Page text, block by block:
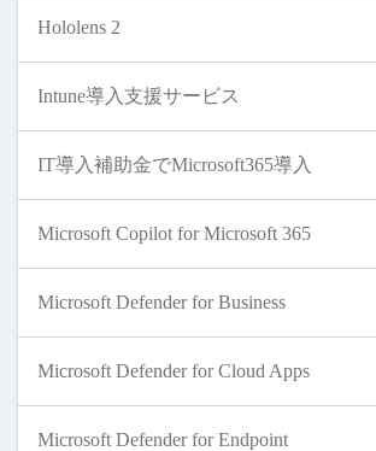
Hololens 2
Intune導入支援サービス
IT導入補助金でMicrosoft365導入
Microsoft Copilot for Microsoft 365
Microsoft Defender for Business
Microsoft Defender for Cloud Apps
Microsoft Defender for Endpoint